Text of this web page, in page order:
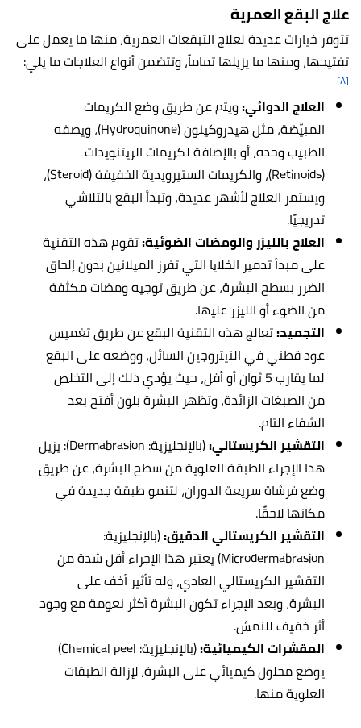
علاج البقع العمرية
تتوفر خيارات عديدة لعلاج التبقعات العمرية، منها ما يعمل على
تفتيحها، ومنها ما يزيلها تماماً، وتتضمن أنواع العلاجات ما يلي:
[٨]
العلاج الدوائي:ويتم عن طريق وضع الكريمات
المبيّضة، مثل هيدروكينون (Hydroquinone)، ويصفه
الطبيب وحده، أو بالإضافة لكريمات الريتنويدات
(Retinoids)، والكريمات الستيرويدية الخفيفة (Steroid)،
ويستمر العلاج لأشهر عديدة، وتبدأ البقع بالتلاشي
تدريجيًا.
العلاج بالليزر والومضات الضوئية:تقوم هذه التقنية
على مبدأ تدمير الخلايا التي تفرز الميلانين بدون إلحاق
الضرر بسطح البشرة، عن طريق توجيه ومضات مكثفة
من الضوء أو الليزر عليها.
التجميد:تعالج هذه التقنية البقع عن طريق تغميس
عود قطني في النيتروجين السائل، ووضعه على البقع
لما يقارب 5 ثوان أو أقل، حيث يؤدي ذلك إلى التخلص
من الصبغات الزائدة، وتظهر البشرة بلون أفتح بعد
الشفاء التام.
التقشير الكريستالي:(بالإنجليزية: Dermabrasion): يزيل
هذا الإجراء الطبقة العلوية من سطح البشرة، عن طريق
وضع فرشاة سريعة الدوران، لتنمو طبقة جديدة في
مكانها لاحقًا.
التقشير الكريستالي الدقيق:(بالإنجليزية:
Microdermabrasion) يعتبر هذا الإجراء أقل شدة من
التقشير الكريستالي العادي، وله تأثير أخف على
البشرة، وبعد الإجراء تكون البشرة أكثر نعومة مع وجود
أثر خفيف للنمش.
المقشرات الكيميائية:
(بالإنجليزية: Chemical peel)
يوضع محلول كيميائي على البشرة، لإزالة الطبقات
العلوية منها.